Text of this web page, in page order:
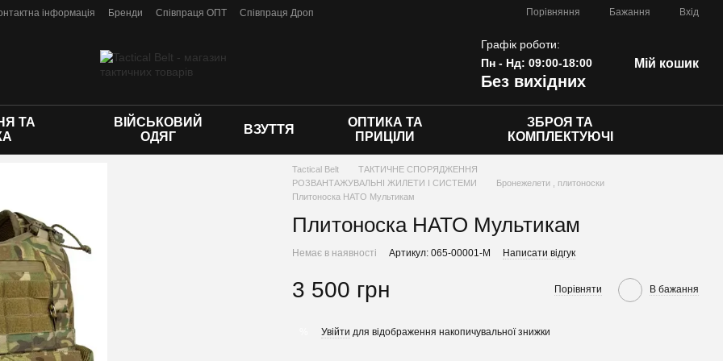
інформація Бренди Співпраця ОПТ
Співпраця Дроп
Порівняння Бажання Вхід
Графік роботи:
Пн - Нд: 09:00-18:00
Без вихідних
Мій кошик
ТА
ВІЙСЬКОВИЙ
ОДЯГ
ВЗУТТЯ
ОПТИКА ТА
ПРИЦІЛИ
ЗБРОЯ ТА
КОМПЛЕКТУЮЧІ
Tactical Belt
ТАКТИЧНЕ СПОРЯДЖЕННЯ
РОЗВАНТАЖУВАЛЬНІ ЖИЛЕТИ І СИСТЕМИ
Бронежелети , плитоноски
Плитоноска НАТО Мультикам
Плитоноска НАТО Мультикам
Немає в наявності Артикул: 065-00001-M Написати відгук
3 500 грн Порівняти В бажання
Увійти для відображення накопичувальної знижки